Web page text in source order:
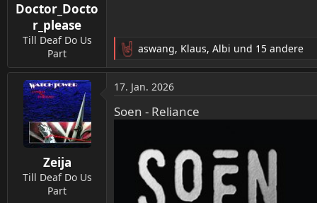
Doctor_Docto
r_please
Till Deaf Do Us
Part
R
e
a
k
t
i
aswang, Klaus, Albi und 15 andere
Zeija
Till Deaf Do Us
Part
17. Jan. 2026
Soen - Reliance